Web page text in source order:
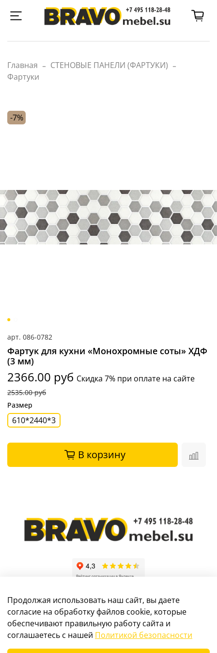
Главная
СТЕНОВЫЕ ПАНЕЛИ (ФАРТУКИ)
Фартуки
-7%
арт. 086-0782
Фартук для кухни «Монохромные соты» ХДФ
(3 мм)
2366.00 руб Скидка 7% при оплате на сайте
2535.00 руб
Размер
610*2440*3
В корзину
Информация, размещенная на сайте, не является
Продолжая использовать наш сайт, вы даете
согласие на обработку файлов cookie, которые
обеспечивают правильную работу сайта и
соглашаетесь с нашей Политикой безопасности